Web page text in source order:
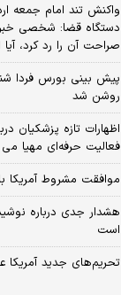
واکنش تند امام جمعه
دستگاه قضا: شخصی
صراحت آن را رد کرد،
روشن شد
اظهارات تازه پزشکیان
فعالیت حرفه‌ای مهیا
موافقت مشروط آمریکا
هشدار جدی درباره
است
تحریم‌های جدید آمریکا